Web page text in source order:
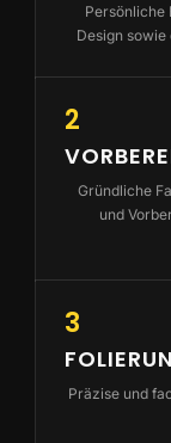
Persönliche
Design sowie
2
Gründliche
und
3
Präzise und